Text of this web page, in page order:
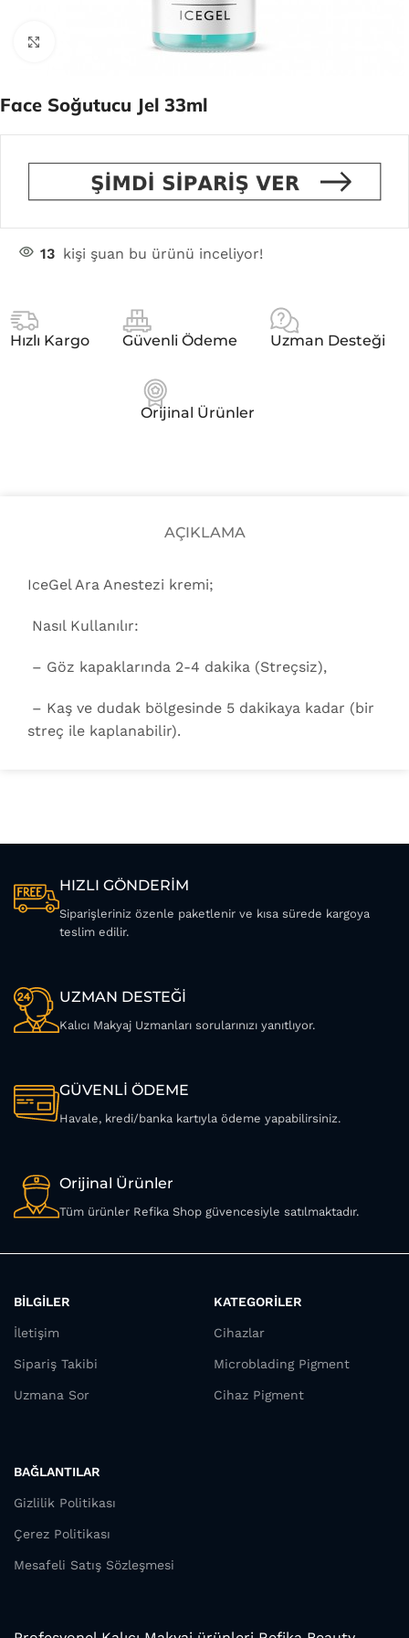
Click to enlarge
Face Soğutucu Jel 33ml
13 kişi şuan bu ürünü inceliyor!
Hızlı Kargo Güvenli Ödeme Uzman Desteği
Orijinal Ürünler
AÇIKLAMA
IceGel Ara Anestezi kremi;
Nasıl Kullanılır:
– Göz kapaklarında 2-4 dakika (Streçsiz),
– Kaş ve dudak bölgesinde 5 dakikaya kadar (bir
streç ile kaplanabilir).
HIZLI GÖNDERİM
Siparişleriniz özenle paketlenir ve kısa sürede kargoya
teslim edilir.
UZMAN DESTEĞİ
Kalıcı Makyaj Uzmanları sorularınızı yanıtlıyor.
GÜVENLİ ÖDEME
Havale, kredi/banka kartıyla ödeme yapabilirsiniz.
Orijinal Ürünler
Tüm ürünler Refika Shop güvencesiyle satılmaktadır.
BİLGİLER
İletişim
Sipariş Takibi
Uzmana Sor
KATEGORİLER
Cihazlar
Microblading Pigment
Cihaz Pigment
BAĞLANTILAR
Gizlilik Politikası
Çerez Politikası
Mesafeli Satış Sözleşmesi